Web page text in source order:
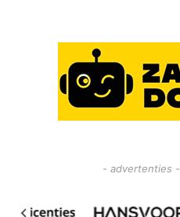
- advertenties -